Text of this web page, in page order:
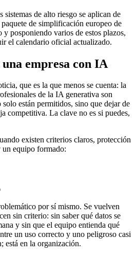
sistemas de alto riesgo se aplican de
de simplificación europeo de
y posponiendo varios de estos plazos,
el calendario oficial actualizado.
empresa con IA
que es la que menos se cuenta: la
de la IA generativa son
están permitidos, sino que dejar de
competitiva. La clave no es si puedes,
existen criterios claros, protección
un equipo formado:
por sí mismo. Se vuelven
sin criterio: sin saber qué datos se
y sin que el equipo entienda qué
un uso correcto y uno peligroso casi
está en la organización.